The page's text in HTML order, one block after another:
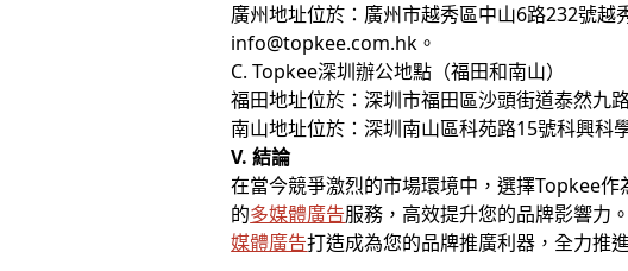
廣州地址位於：廣州市越秀區中山6路232號越
info@topkee.com.hk。
C. Topkee深圳辦公地點（福田和南山）
福田地址位於：深圳市福田區沙頭街道泰然九
南山地址位於：深圳南山區科苑路15號科興科
V. 結論
在當今競爭激烈的市場環境中，選擇Topkee
的多媒體廣告服務，高效提升您的品牌影響力
媒體廣告打造成為您的品牌推廣利器，全力推